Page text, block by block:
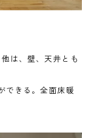
は、壁、天井とも
できる。全面床暖